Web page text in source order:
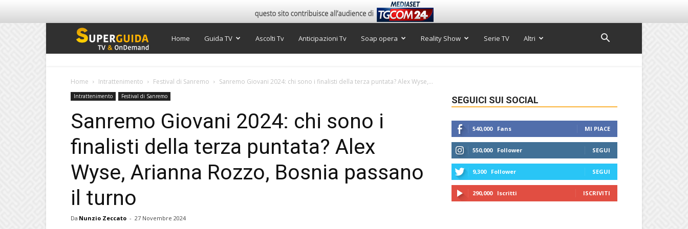
Super
TV
Home Guida TV Ascolti Tv Anticipazioni Tv Soap opera Reality Show Serie TV Altri
Home Intrattenimento Festival di Sanremo Sanremo Giovani 2024: chi sono i finalisti della terza puntata? Alex Wyse,...
Intrattenimento Festival di Sanremo
Sanremo Giovani 2024: chi sono i
finalisti della terza puntata? Alex
Wyse, Arianna Rozzo, Bosnia passano
il turno
Da Nunzio Zeccato - 27 Novembre 2024
SEGUICI SUI SOCIAL
540,000 Fans MI PIACE
550,000 Follower SEGUI
9,300 Follower SEGUI
290,000 Iscritti ISCRIVITI